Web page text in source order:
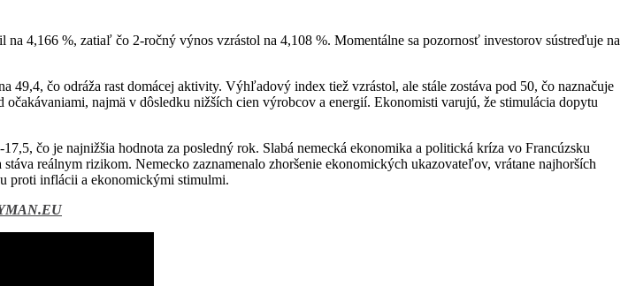
4,166 %, zatiaľ čo 2-ročný výnos vzrástol na 4,108 %. Momentálne sa pozornosť investorov sústreďuje na
čo odráža rast domácej aktivity. Výhľadový index tiež vzrástol, ale stále zostáva pod 50, čo naznačuje
najmä v dôsledku nižších cien výrobcov a energií. Ekonomisti varujú, že stimulácia dopytu
čo je najnižšia hodnota za posledný rok. Slabá nemecká ekonomika a politická kríza vo Francúzsku
reálnym rizikom. Nemecko zaznamenalo zhoršenie ekonomických ukazovateľov, vrátane najhorších
proti inflácii a ekonomickými stimulmi.